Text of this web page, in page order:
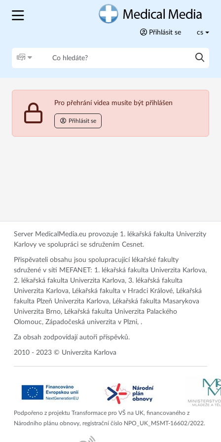
Přihlásit se cs
Pro přehrání videa musíte být přihlášen
Přihlásit se
Server MedicalMedia.eu provozuje 1. lékařská fakulta Univerzity
Karlovy ve spolupráci se sdružením Cesnet.
Přispěvateli obsahu jsou spolupracující lékařské fakulty
sdružené v síti MEFANET: 1. lékařská fakulta Univerzita Karlova,
2. lékařská fakulta Univerzita Karlova, 3. lékařská fakulta
Univerzita Karlova, Lékařská fakulta v Hradci Králové, Lékařská
fakulta Plzeň Univerzita Karlova, Lékařská fakulta Masarykova
Univerzita Brno, Lékařská fakulta Univerzita Palackého
Olomouc, Západočeská univerzita v Plzni, .
Za obsah zodpovídají autoři příspěvků.
2010 - 2023 © Univerzita Karlova
Podpořeno z projektu Transformace pro VŠ na UK, financovaného z
Národního plánu obnovy, registrační číslo NPO_UK_MSMT-16602/2022.